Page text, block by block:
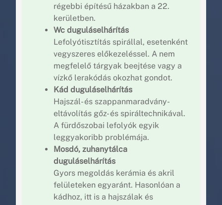
régebbi építésű házakban a 22.
kerületben.
Wc duguláselhárítás
Lefolyótisztítás spirállal, esetenként
vegyszeres előkezeléssel. A nem
megfelelő tárgyak beejtése vagy a
vízkő lerakódás okozhat gondot.
Kád duguláselhárítás
Hajszál- és szappanmaradvány-
eltávolítás gőz- és spiráltechnikával.
A fürdőszobai lefolyók egyik
leggyakoribb problémája.
Mosdó, zuhanytálca
duguláselhárítás
Gyors megoldás kerámia és akril
felületeken egyaránt. Hasonlóan a
kádhoz, itt is a hajszálak és